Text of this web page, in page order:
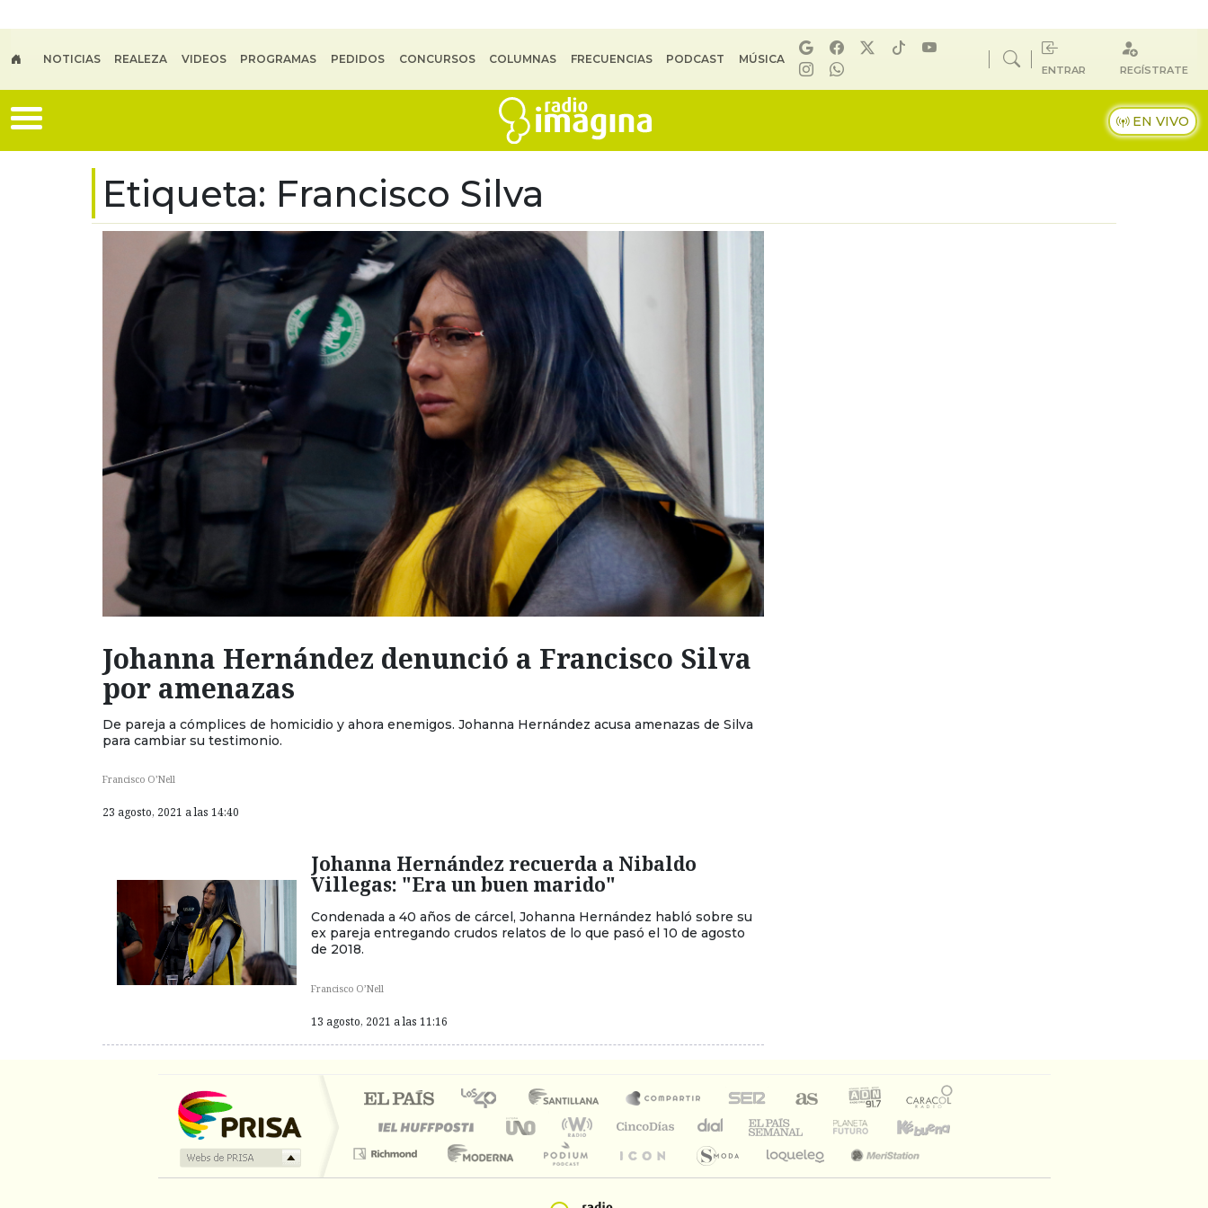
NOTICIAS REALEZA VIDEOS PROGRAMAS PEDIDOS CONCURSOS COLUMNAS FRECUENCIAS PODCAST MÚSICA
ENTRAR REGÍSTRATE
EN VIVO
Etiqueta: Francisco Silva
Johanna Hernández denunció a Francisco Silva
por amenazas
De pareja a cómplices de homicidio y ahora enemigos. Johanna Hernández acusa amenazas de Silva
para cambiar su testimonio.
Francisco O’Nell
23 agosto, 2021 a las 14:40
Johanna Hernández recuerda a Nibaldo
Villegas: "Era un buen marido"
Condenada a 40 años de cárcel, Johanna Hernández habló sobre su
ex pareja entregando crudos relatos de lo que pasó el 10 de agosto
de 2018.
Francisco O’Nell
13 agosto, 2021 a las 11:16